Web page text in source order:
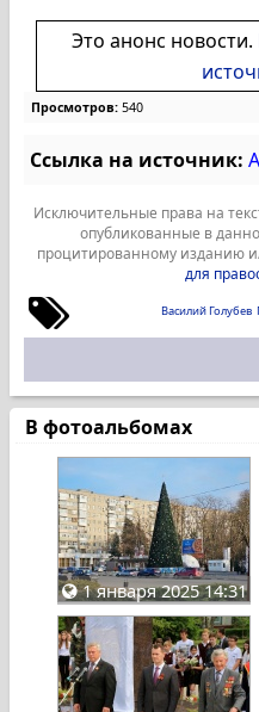
Это анонс новости.
Просмотров: 540
Ссылка на источник:
Исключительные права на
опубликованные в
процитированному изданию
для
Василий Голубев
В фотоальбомах
1 января 2025 14:31